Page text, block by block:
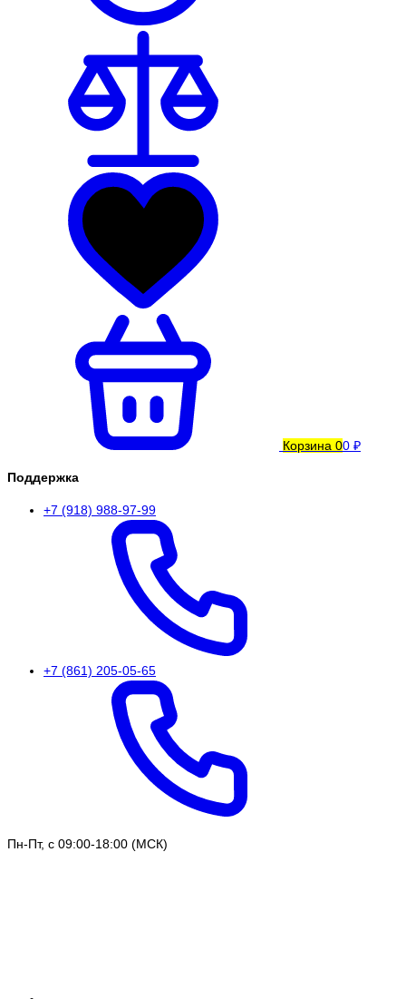
Корзина 00 ₽
Поддержка
+7 (918) 988-97-99
+7 (861) 205-05-65
Пн-Пт, с 09:00-18:00 (МСК)